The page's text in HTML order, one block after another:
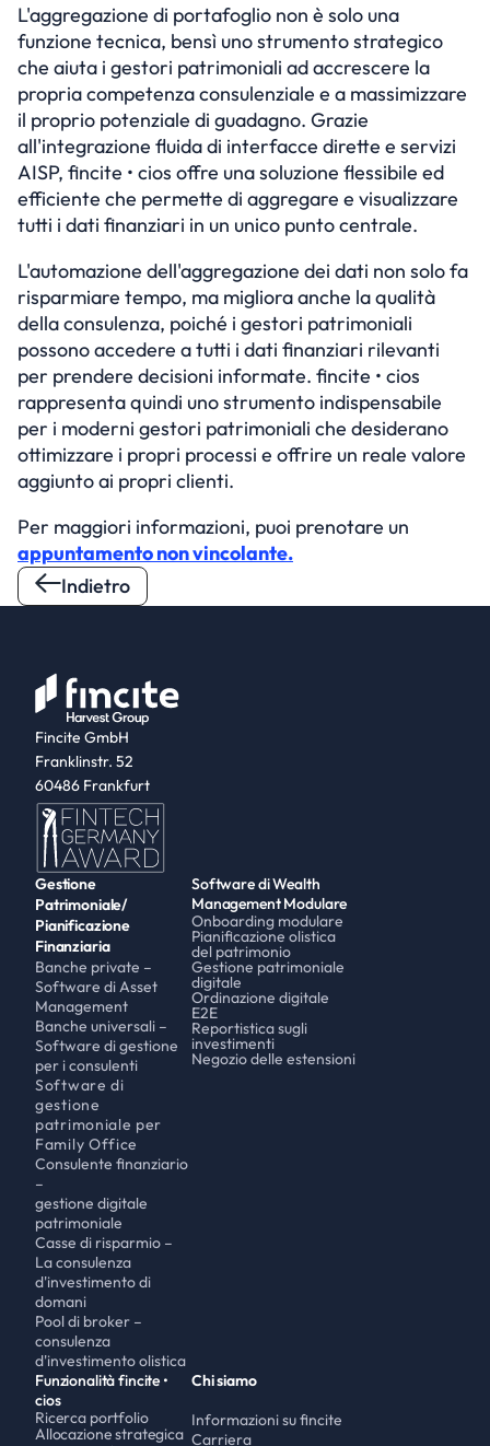
L'aggregazione di portafoglio non è solo una
funzione tecnica, bensì uno strumento strategico
che aiuta i gestori patrimoniali ad accrescere la
propria competenza consulenziale e a massimizzare
il proprio potenziale di guadagno. Grazie
all'integrazione fluida di interfacce dirette e servizi
AISP, fincite • cios offre una soluzione flessibile ed
efficiente che permette di aggregare e visualizzare
tutti i dati finanziari in un unico punto centrale.
L'automazione dell'aggregazione dei dati non solo fa
risparmiare tempo, ma migliora anche la qualità
della consulenza, poiché i gestori patrimoniali
possono accedere a tutti i dati finanziari rilevanti
per prendere decisioni informate. fincite • cios
rappresenta quindi uno strumento indispensabile
per i moderni gestori patrimoniali che desiderano
ottimizzare i propri processi e offrire un reale valore
aggiunto ai propri clienti.
appuntamento non vincolante.
Indietro
Fincite GmbH
Franklinstr. 52
60486 Frankfurt
Gestione
Patrimoniale/
Pianificazione
Finanziaria
Banche private –
Software di Asset
Management
Banche universali –
Software di gestione
per i consulenti
Software di
gestione
patrimoniale per
Family Office
Consulente finanziario
–
gestione digitale
patrimoniale
Casse di risparmio –
La consulenza
d'investimento di
domani
Pool di broker –
consulenza
d'investimento olistica
Software di Wealth
Management Modulare
Onboarding modulare
Pianificazione olistica
del patrimonio
Gestione patrimoniale
digitale
Ordinazione digitale
E2E
Reportistica sugli
investimenti
Negozio delle estensioni
Funzionalità fincite •
cios
Ricerca portfolio
Allocazione strategica
Chi siamo
Informazioni su fincite
Carriera